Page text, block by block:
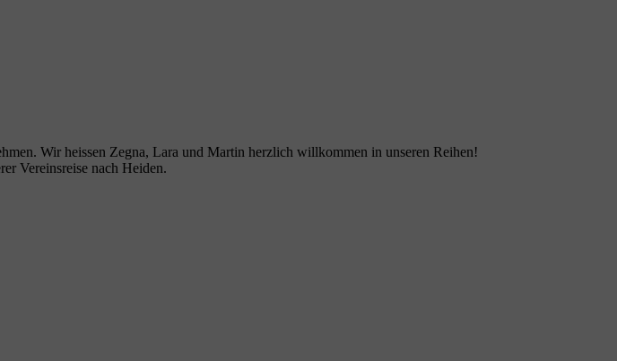
Wir heissen Zegna, Lara und Martin herzlich willkommen in unseren Reihen!
Vereinsreise nach Heiden.